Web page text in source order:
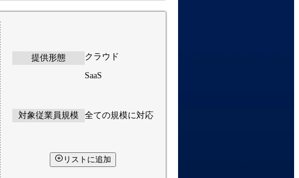
提供形態 クラウド
SaaS
対象従業員規模 全ての規模に対応
リストに追加